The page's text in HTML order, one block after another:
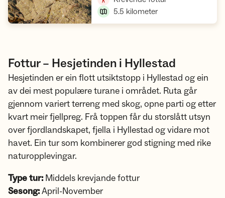
5.5 kilometer
Fottur – Hesjetinden i Hyllestad
Hesjetinden er ein flott utsiktstopp i Hyllestad og ein
av dei mest populære turane i området. Ruta går
gjennom variert terreng med skog, opne parti og etter
kvart meir fjellpreg. Frå toppen får du storslått utsyn
over fjordlandskapet, fjella i Hyllestad og vidare mot
havet. Ein tur som kombinerer god stigning med rike
naturopplevingar.
Type tur: Middels krevjande fottur
Sesong:April-November